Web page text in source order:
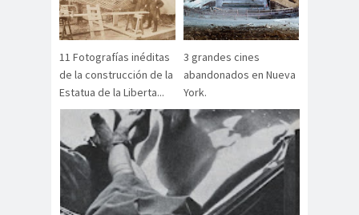
11 Fotografías inéditas
de la construcción de la
Estatua de la Liberta...
3 grandes cines
abandonados en Nueva
York.